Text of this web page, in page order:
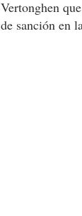
Vertonghen
de sanción en